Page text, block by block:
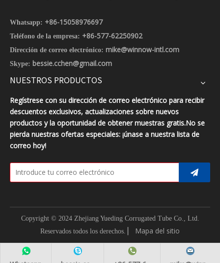
Whatsapp: +86-15058976697
Teléfono de la empresa: +86-577-62250902
Dirección de correo electrónico: mike@winnow-intl.com
Skype: bessie.cchen@gmail.com
NUESTROS PRODUCTOS
Regístrese con su dirección de correo electrónico para recibir
descuentos exclusivos, actualizaciones sobre nuevos
productos y la oportunidad de obtener muestras gratis.No se
pierda nuestras ofertas especiales: ¡únase a nuestra lista de
correo hoy!
Copyright © 2024 Zhejiang Yueding Corrugated Tube Co., Ltd.
Reservados todos los derechos.
Mapa del sitio